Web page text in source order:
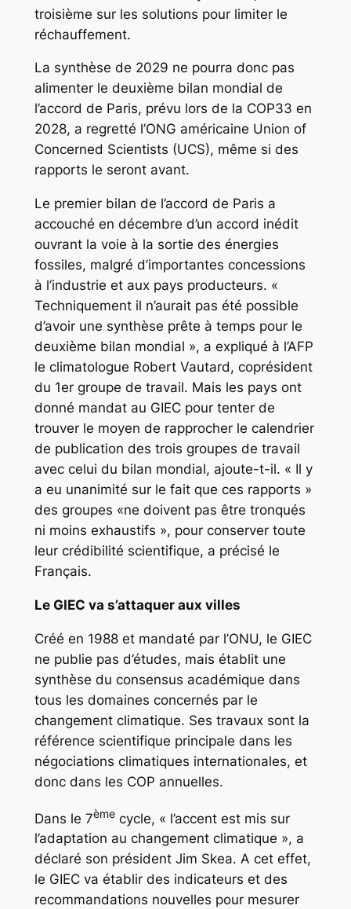
troisième sur les solutions pour limiter le
réchauffement.
La synthèse de 2029 ne pourra donc pas
alimenter le deuxième bilan mondial de
l’accord de Paris, prévu lors de la COP33 en
2028, a regretté l’ONG américaine Union of
Concerned Scientists (UCS), même si des
rapports le seront avant.
Le premier bilan de l’accord de Paris a
accouché en décembre d’un accord inédit
ouvrant la voie à la sortie des énergies
fossiles, malgré d’importantes concessions
à l’industrie et aux pays producteurs. «
Techniquement il n’aurait pas été possible
d’avoir une synthèse prête à temps pour le
deuxième bilan mondial », a expliqué à l’AFP
le climatologue Robert Vautard, coprésident
du 1er groupe de travail. Mais les pays ont
donné mandat au GIEC pour tenter de
trouver le moyen de rapprocher le calendrier
de publication des trois groupes de travail
avec celui du bilan mondial, ajoute-t-il. « Il y
a eu unanimité sur le fait que ces rapports »
des groupes «ne doivent pas être tronqués
ni moins exhaustifs », pour conserver toute
leur crédibilité scientifique, a précisé le
Français.
Le GIEC va s’attaquer aux villes
Créé en 1988 et mandaté par l’ONU, le GIEC
ne publie pas d’études, mais établit une
synthèse du consensus académique dans
tous les domaines concernés par le
changement climatique. Ses travaux sont la
référence scientifique principale dans les
négociations climatiques internationales, et
donc dans les COP annuelles.
Dans le 7èmecycle, « l’accent est mis sur
l’adaptation au changement climatique », a
déclaré son président Jim Skea. A cet effet,
le GIEC va établir des indicateurs et des
recommandations nouvelles pour mesurer